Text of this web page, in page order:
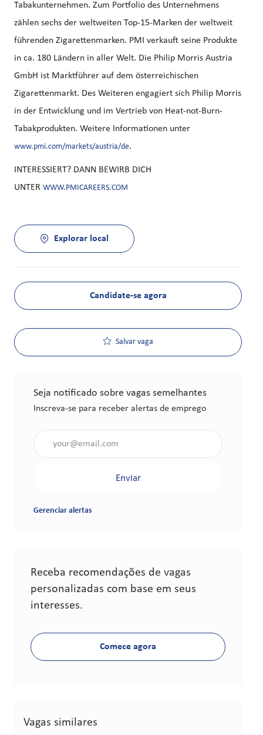
Tabakunternehmen. Zum Portfolio des Unternehmens
zählen sechs der weltweiten Top-15-Marken der weltweit
führenden Zigarettenmarken. PMI verkauft seine Produkte
in ca. 180 Ländern in aller Welt. Die Philip Morris Austria
GmbH ist Marktführer auf dem österreichischen
Zigarettenmarkt. Des Weiteren engagiert sich Philip Morris
in der Entwicklung und im Vertrieb von Heat-not-Burn-
Tabakprodukten. Weitere Informationen unter
www.pmi.com/markets/austria/de.
INTERESSIERT? DANN BEWIRB DICH
UNTER WWW.PMICAREERS.COM
Explorar local
Candidate-se agora
Salvar vaga
Seja notificado sobre vagas semelhantes
Inscreva-se para receber alertas de emprego
Enviar
Gerenciar alertas
Receba recomendações de vagas
personalizadas com base em seus
interesses.
Comece agora
Vagas similares